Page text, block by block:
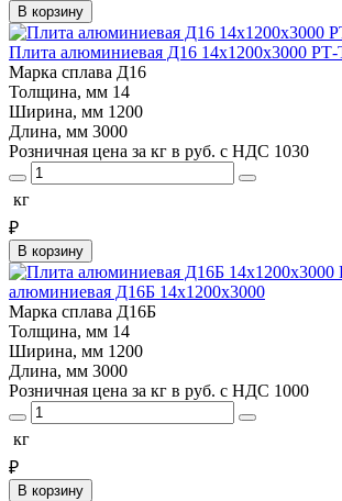
В корзину
Плита алюминиевая Д16 14х1200х3000 РТ-
Марка сплава Д16
Толщина, мм 14
Ширина, мм 1200
Длина, мм 3000
Розничная цена за кг в руб. с НДС 1030
кг
₽
В корзину
алюминиевая Д16Б 14х1200х3000
Марка сплава Д16Б
Толщина, мм 14
Ширина, мм 1200
Длина, мм 3000
Розничная цена за кг в руб. с НДС 1000
кг
₽
В корзину